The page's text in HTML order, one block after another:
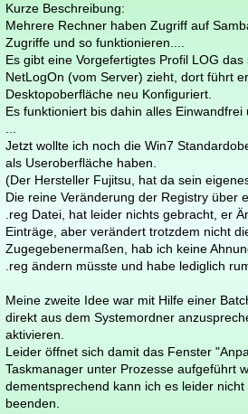
Kurze Beschreibung:
Mehrere Rechner haben Zugriff auf
Zugriffe und so funktionieren....
Es gibt eine Vorgefertigtes Profil LOG
NetLogOn (vom Server) zieht, dort führt
Desktopoberfläche neu Konfiguriert.
Es funktioniert bis dahin alles Einwandfrei
Jetzt wollte ich noch die Win7
als Useroberfläche haben.
(Der Hersteller Fujitsu, hat da sein
Die reine Veränderung der Registry über
.reg Datei, hat leider nichts gebracht, er
Einträge, aber verändert trotzdem nicht
Zugegebenermaßen, hab ich keine
.reg ändern müsste und habe lediglich
Meine zweite Idee war mit Hilfe einer
direkt aus dem Systemordner
aktivieren.
Leider öffnet sich damit das Fenster
Taskmanager unter Prozesse aufgeführt
dementsprechend kann ich es leider nicht
beenden.